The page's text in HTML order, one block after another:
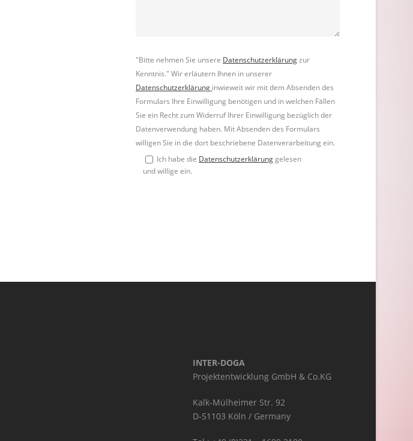
"Bitte nehmen Sie unsere Datenschutzerklärungzur
Kenntnis." Wir erläutern Ihnen in unserer
Datenschutzerklärung inwieweit wir mit dem Absenden des
Formulars Ihre Einwilligung benötigen und in welchen Fällen
Sie ein Recht zum Widerruf Ihrer Einwilligung bezüglich der
Datenverwendung haben. Mit Absenden des Formulars
willigen Sie in die dort beschriebene Datenverarbeitung ein.
Ich habe die Datenschutzerklärung gelesen
und willige ein.
INTER-DOGA
Projektentwicklung GmbH & Co.KG
Kalk-Mülheimer Str. 92
D-51103 Köln / Germany